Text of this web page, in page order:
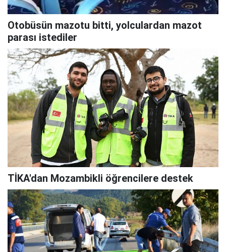
Otobüsün mazotu bitti, yolculardan mazot
parası istediler
TİKA'dan Mozambikli öğrencilere destek